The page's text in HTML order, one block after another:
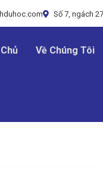
Số 7, ngách
Về Chúng Tôi